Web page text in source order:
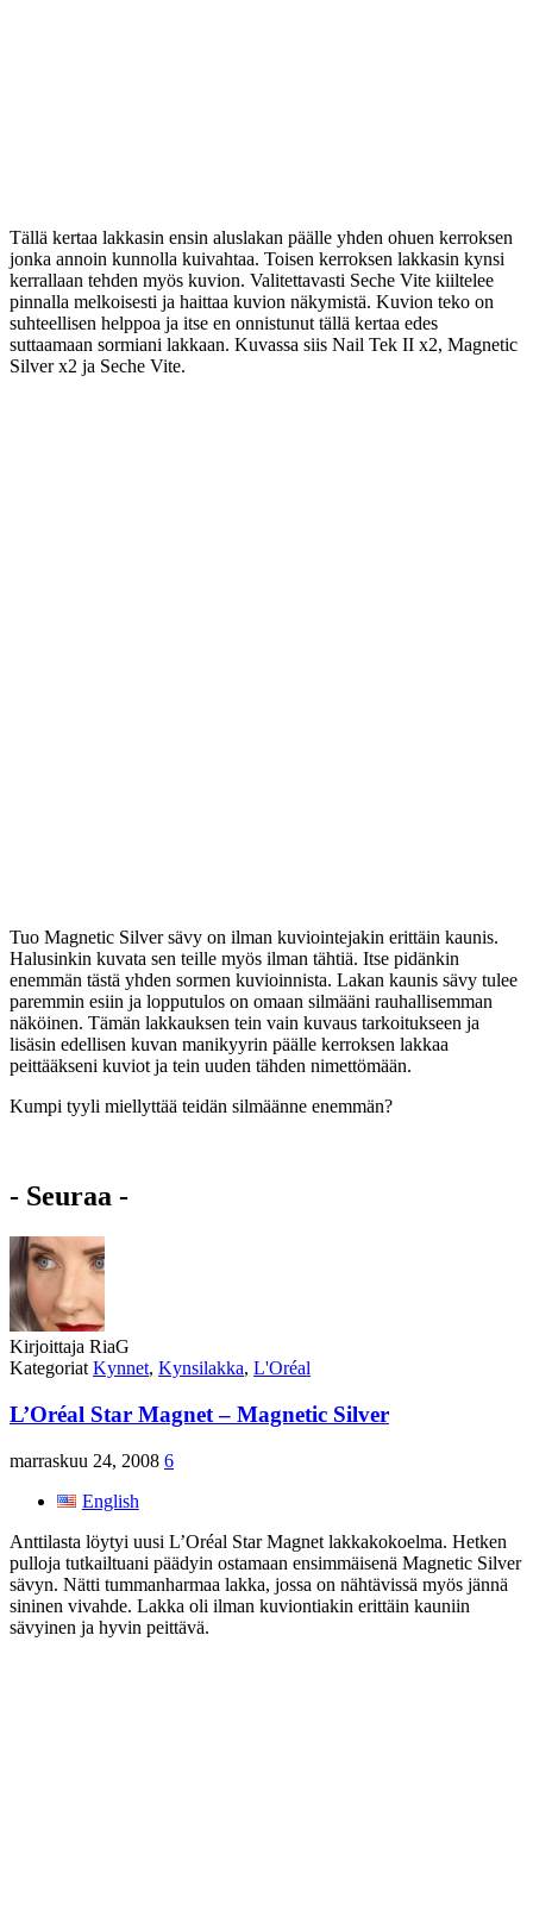
Tällä kertaa lakkasin ensin aluslakan päälle yhden ohuen kerroksen
jonka annoin kunnolla kuivahtaa. Toisen kerroksen lakkasin kynsi
kerrallaan tehden myös kuvion. Valitettavasti Seche Vite kiiltelee
pinnalla melkoisesti ja haittaa kuvion näkymistä. Kuvion teko on
suhteellisen helppoa ja itse en onnistunut tällä kertaa edes
suttaamaan sormiani lakkaan. Kuvassa siis Nail Tek II x2, Magnetic
Silver x2 ja Seche Vite.
Tuo Magnetic Silver sävy on ilman kuviointejakin erittäin kaunis.
Halusinkin kuvata sen teille myös ilman tähtiä. Itse pidänkin
enemmän tästä yhden sormen kuvioinnista. Lakan kaunis sävy tulee
paremmin esiin ja lopputulos on omaan silmääni rauhallisemman
näköinen. Tämän lakkauksen tein vain kuvaus tarkoitukseen ja
lisäsin edellisen kuvan manikyyrin päälle kerroksen lakkaa
peittääkseni kuviot ja tein uuden tähden nimettömään.
Kumpi tyyli miellyttää teidän silmäänne enemmän?
- Seuraa -
Kirjoittaja RiaG
Kategoriat Kynnet, Kynsilakka, L'Oréal
L’Oréal Star Magnet – Magnetic Silver
marraskuu 24, 2008 6
English
Anttilasta löytyi uusi L’Oréal Star Magnet lakkakokoelma. Hetken
pulloja tutkailtuani päädyin ostamaan ensimmäisenä Magnetic Silver
sävyn. Nätti tummanharmaa lakka, jossa on nähtävissä myös jännä
sininen vivahde. Lakka oli ilman kuviontiakin erittäin kauniin
sävyinen ja hyvin peittävä.